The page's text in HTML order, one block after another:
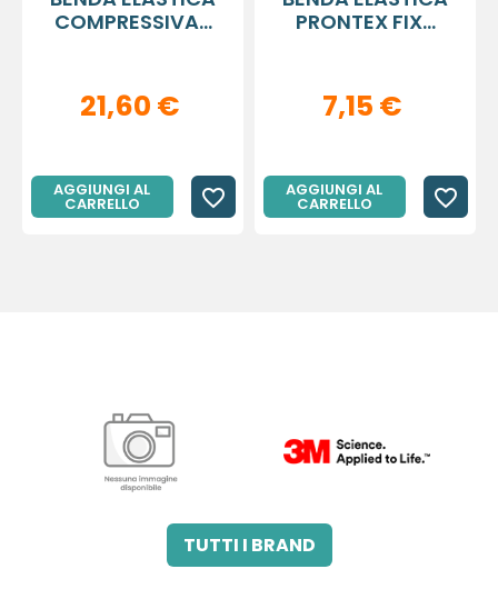
COMPRESSIVA...
21,60 €
AGGIUNGI AL
CARRELLO favorite_border
PRONTEX FIX...
7,15 €
AGGIUNGI AL
CARRELLO favorite_border
3M HEALTHCARE ITALY
3M ITALIA SRL
3M ITALIA SRL
TUTTI I BRAND